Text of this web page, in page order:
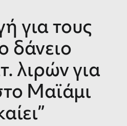
για τους
δάνειο
λιρών για
Μαϊάμι